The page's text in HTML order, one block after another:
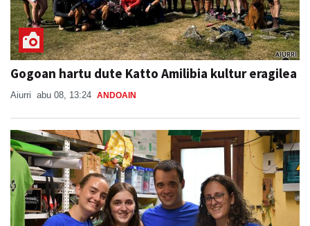
Gogoan hartu dute Katto Amilibia kultur eragilea
Aiurri abu 08, 13:24 ANDOAIN